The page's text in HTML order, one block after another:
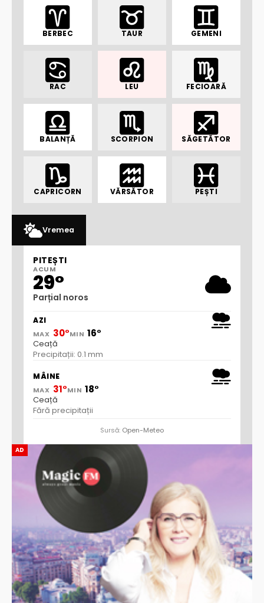
AD
BERBEC TAUR GEMENI
RAC LEU FECIOARĂ
BALANȚĂ SCORPION SĂGETĂTOR
CAPRICORN VĂRSĂTOR PEȘTI
Vremea
PITEȘTI
ACUM
29°
Parțial noros
AZI
MAX 30°MIN 16°
Ceață
Precipitații: 0.1 mm
MÂINE
MAX 31°MIN 18°
Ceață
Fără precipitații
Sursă: Open-Meteo